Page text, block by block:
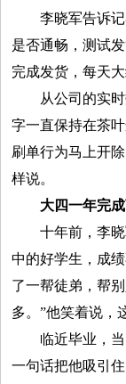
李晓军告诉记
是否通畅，测试
完成发货，每天
从公司的实时
字一直保持在茶
刷单行为马上开
样说。
大四一年完
十年前，李晓
中的好学生，成
了一帮徒弟，帮
多。”他笑着说，
临近毕业，当
一句话把他吸引